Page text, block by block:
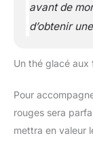
avant de
d’obtenir
Un thé glacé aux
Pour
rouges sera
mettra en valeur